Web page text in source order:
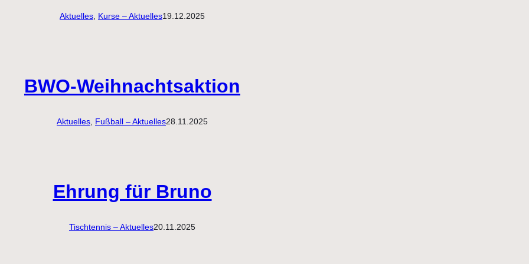
Aktuelles Kurse – Aktuelles19.12.2025
BWO-Weihnachtsaktion
Aktuelles Fußball – Aktuelles28.11.2025
Ehrung für Bruno
Tischtennis – Aktuelles20.11.2025